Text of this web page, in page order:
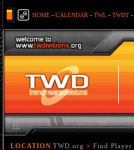
HOME - CALENDAR - TWL - TWDT -
LOCATION TWD.org > Find Player